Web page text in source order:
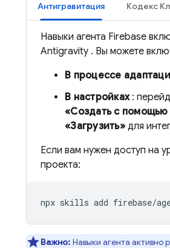
Антигравитация Кодекс
Навыки агента Firebase
Antigravity . Вы можете
В процессе
В настройках:
«Создать с помощью
«Загрузить»для
Если вам нужен доступ на
проекта:
Важно: Навыки агента